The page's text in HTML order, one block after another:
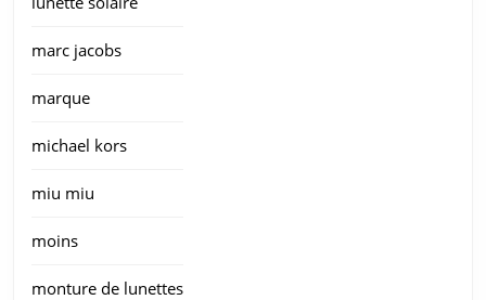
marc jacobs
marque
michael kors
miu miu
moins
monture de lunettes